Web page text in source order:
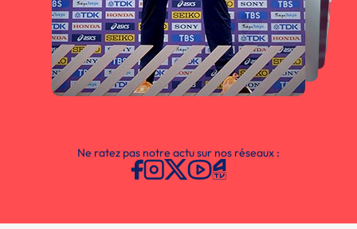
Ne ratez pas notre actu sur nos réseaux :